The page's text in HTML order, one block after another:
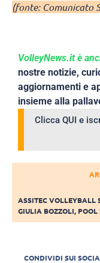
(fonte: Comunicato
VolleyNews.it è
nostre notizie,
aggiornamenti e
insieme alla
Clicca QUI e
ASSITEC VOLLEYBALL
GIULIA BOZZOLI, POOL
CONDIVIDI SUI